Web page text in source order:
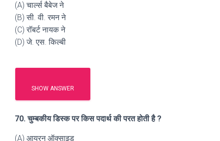
(A) चार्ल्स बैबेज ने
(B) सी. वी. रमन ने
(C) रॉबर्ट नायक ने
(D) जे. एस. किल्बी
SHOW ANSWER
70. चुम्बकीय डिस्क पर किस पदार्थ की परत होती है ?
(A) आयरन ऑक्साइड